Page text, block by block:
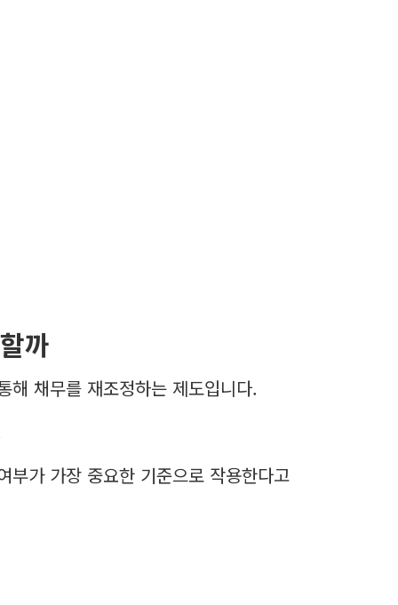
까
해 채무를 재조정하는 제도입니다.
부가 가장 중요한 기준으로 작용한다고